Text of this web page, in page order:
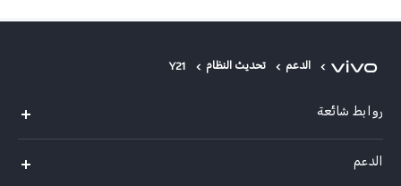
الدعم تحديث النظام Y21
روابط شائعة
الدعم